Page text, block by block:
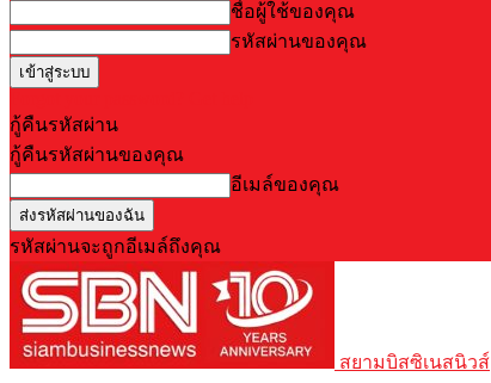
ชื่อผู้ใช้ของคุณ
รหัสผ่านของคุณ
กู้คืนรหัสผ่าน
กู้คืนรหัสผ่านของคุณ
อีเมล์ของคุณ
รหัสผ่านจะถูกอีเมล์ถึงคุณ
สยามบิสซิเนสนิวส์